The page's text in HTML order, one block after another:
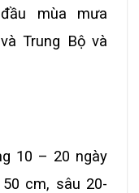
mùa mưa
Trung Bộ và
10 – 20 ngày
cm, sâu 20-